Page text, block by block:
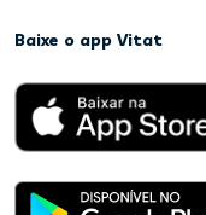
Baixe o app Vitat